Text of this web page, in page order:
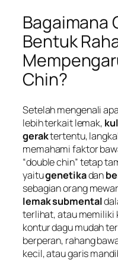
Bagaimana
Bentuk
Chin?
Setelah mengenali
lebih terkait lemak,
geraktertentu,
memahami faktor
“double chin” tetap
yaitugenetikadan
sebagian orang
lemak submental
terlihat, atau memiliki
kontur dagu mudah
berperan, rahang
kecil, atau garis